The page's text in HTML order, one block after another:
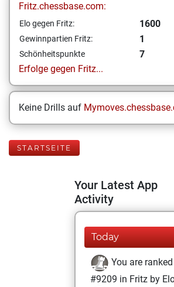
Fritz.chessbase.com:
Elo gegen Fritz: 1600
Gewinnpartien Fritz: 1
Schönheitspunkte
7
Erfolge gegen Fritz...
Keine Drills auf
STARTSEITE
Your Latest App
Activity
Today
You are ranked
#9209 in Fritz by